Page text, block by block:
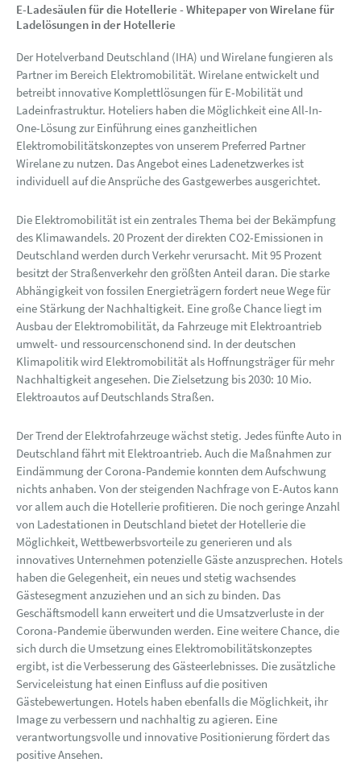
E-Ladesäulen für die Hotellerie - Whitepaper von Wirelane für
Ladelösungen in der Hotellerie
Der Hotelverband Deutschland (IHA) und Wirelane fungieren als
Partner im Bereich Elektromobilität. Wirelane entwickelt und
betreibt innovative Komplettlösungen für E-Mobilität und
Ladeinfrastruktur. Hoteliers haben die Möglichkeit eine All-In-
One-Lösung zur Einführung eines ganzheitlichen
Elektromobilitätskonzeptes von unserem Preferred Partner
Wirelane zu nutzen. Das Angebot eines Ladenetzwerkes ist
individuell auf die Ansprüche des Gastgewerbes ausgerichtet.
Die Elektromobilität ist ein zentrales Thema bei der Bekämpfung
des Klimawandels. 20 Prozent der direkten CO2-Emissionen in
Deutschland werden durch Verkehr verursacht. Mit 95 Prozent
besitzt der Straßenverkehr den größten Anteil daran. Die starke
Abhängigkeit von fossilen Energieträgern fordert neue Wege für
eine Stärkung der Nachhaltigkeit. Eine große Chance liegt im
Ausbau der Elektromobilität, da Fahrzeuge mit Elektroantrieb
umwelt- und ressourcenschonend sind. In der deutschen
Klimapolitik wird Elektromobilität als Hoffnungsträger für mehr
Nachhaltigkeit angesehen. Die Zielsetzung bis 2030: 10 Mio.
Elektroautos auf Deutschlands Straßen.
Der Trend der Elektrofahrzeuge wächst stetig. Jedes fünfte Auto in
Deutschland fährt mit Elektroantrieb. Auch die Maßnahmen zur
Eindämmung der Corona-Pandemie konnten dem Aufschwung
nichts anhaben. Von der steigenden Nachfrage von E-Autos kann
vor allem auch die Hotellerie profitieren. Die noch geringe Anzahl
von Ladestationen in Deutschland bietet der Hotellerie die
Möglichkeit, Wettbewerbsvorteile zu generieren und als
innovatives Unternehmen potenzielle Gäste anzusprechen. Hotels
haben die Gelegenheit, ein neues und stetig wachsendes
Gästesegment anzuziehen und an sich zu binden. Das
Geschäftsmodell kann erweitert und die Umsatzverluste in der
Corona-Pandemie überwunden werden. Eine weitere Chance, die
sich durch die Umsetzung eines Elektromobilitätskonzeptes
ergibt, ist die Verbesserung des Gästeerlebnisses. Die zusätzliche
Serviceleistung hat einen Einfluss auf die positiven
Gästebewertungen. Hotels haben ebenfalls die Möglichkeit, ihr
Image zu verbessern und nachhaltig zu agieren. Eine
verantwortungsvolle und innovative Positionierung fördert das
positive Ansehen.